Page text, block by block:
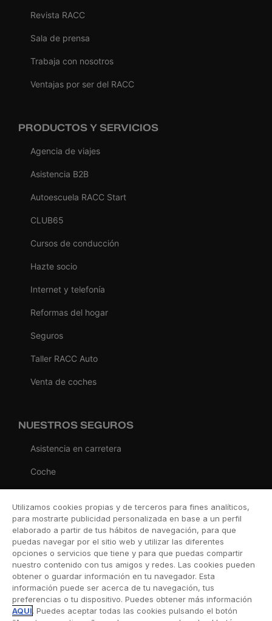
Revista RACC
Sala de prensa
Trabaja con nosotros
Ventajas por ser del RACC
PRODUCTOS Y SERVICIOS
Agencia de viajes
Asistencia B2B
Autoescuela RACC Start
CLUB65
Cursos de conducción
Hazte socio
Internet y telefonía
Reformas del hogar
Seguros
Taller RACC Auto
Venta de coches
NUESTROS SEGUROS
Asistencia en carretera
Coche
Viaje
Hogar
Vida
Decesos
Dental
Utilizamos cookies propias y de terceros para fines analíticos,
para mostrarte publicidad personalizada en base a un perfil
elaborado a partir de tus hábitos de navegación, para que
puedas navegar por el sitio web y utilizar las diferentes
opciones o servicios que tiene y para que puedas compartir
nuestro contenido con tus amigos y redes. Las cookies pueden
obtener o guardar información en tu navegador. Esta
información puede ser acerca de tu navegación, tus
preferencias o tu dispositivo. Puedes obtener más información
AQUÍ. Puedes aceptar todas las cookies pulsando el botón